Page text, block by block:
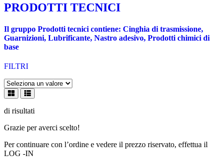
PRODOTTI TECNICI
Il gruppo Prodotti tecnici contiene: Cinghia di trasmissione,
Guarnizioni, Lubrificante, Nastro adesivo, Prodotti chimici di
base
FILTRI
di risultati
Grazie per averci scelto!
Per continuare con l’ordine e vedere il prezzo riservato, effettua il
LOG -IN